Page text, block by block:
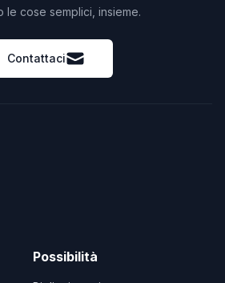
le cose semplici, insieme.
Contattaci
Possibilità